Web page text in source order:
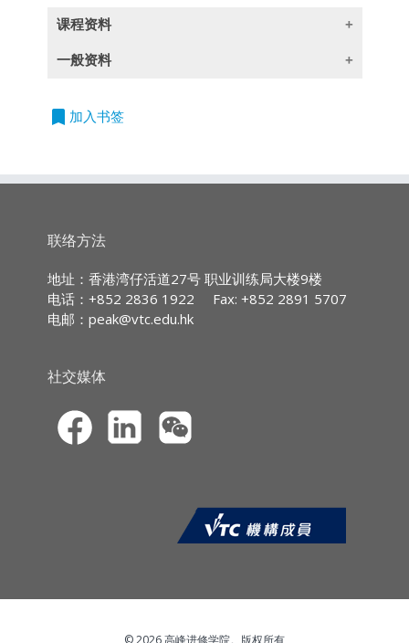
课程资料
技术分析是什么
图表刻度
进行技术分析时，需要注意甚么地方？
一般资料
授课语言
持续专业进修
IA CPD Hours:
3
MPFA Non-core CPD Hours:
3
HKMA ECF CPD Hours 3
bookmark 加入书签
联络方法
地址：香港湾仔活道27号 职业训练局大楼9楼
电话：+852 2836 1922
Fax: +852 2891 5707
电邮： peak@vtc.edu.hk
社交媒体
© 2026 高峰进修学院。版权所有